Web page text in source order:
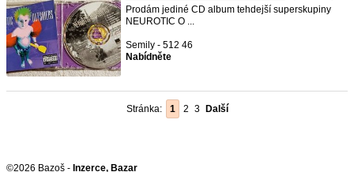
Prodám jediné CD album tehdejší superskupiny
NEUROTIC O ...
Semily - 512 46
Nabídněte
Stránka: 1 2 3 Další
©2026 Bazoš - Inzerce, Bazar